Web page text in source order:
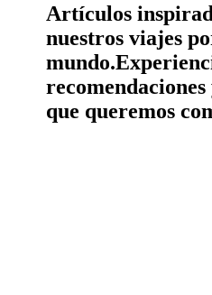
Artículos
nuestros viajes
mundo.
recomendaciones
que queremos